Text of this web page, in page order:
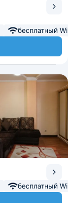
бесплатный
бесплатный